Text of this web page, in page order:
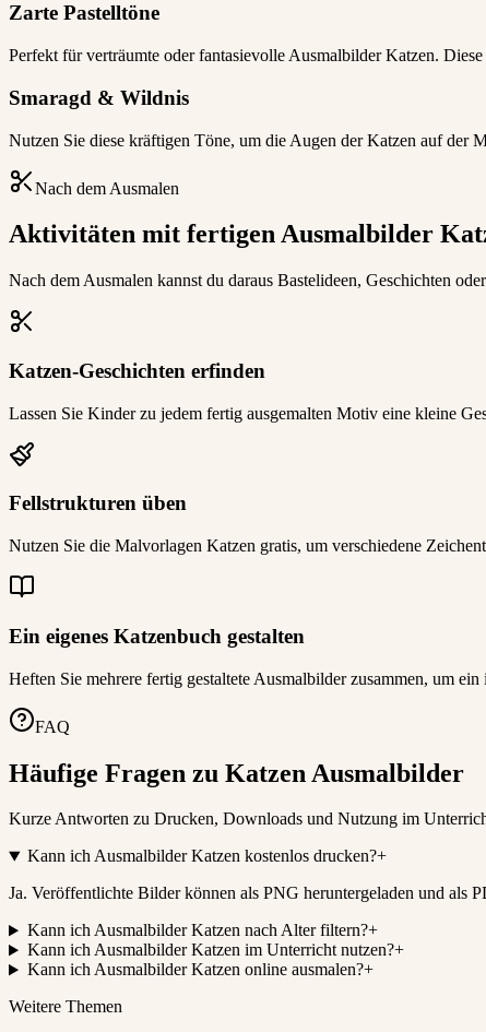
Zarte Pastelltöne
Perfekt für verträumte oder fantasievolle Ausmalbilder Katzen.
Smaragd & Wildnis
Nutzen Sie diese kräftigen Töne, um die Augen der Katzen auf der
Nach dem Ausmalen
Aktivitäten mit fertigen Ausmalbilder
Nach dem Ausmalen kannst du daraus Bastelideen, Geschichten
Katzen-Geschichten erfinden
Lassen Sie Kinder zu jedem fertig ausgemalten Motiv eine kleine
Fellstrukturen üben
Nutzen Sie die Malvorlagen Katzen gratis, um verschiedene
Ein eigenes Katzenbuch gestalten
Heften Sie mehrere fertig gestaltete Ausmalbilder zusammen, um
FAQ
Häufige Fragen zu Katzen Ausmalbilder
Kurze Antworten zu Drucken, Downloads und Nutzung im
Kann ich Ausmalbilder Katzen kostenlos drucken?+
Ja. Veröffentlichte Bilder können als PNG heruntergeladen und als
Kann ich Ausmalbilder Katzen nach Alter filtern?+
Kann ich Ausmalbilder Katzen im Unterricht nutzen?+
Kann ich Ausmalbilder Katzen online ausmalen?+
Weitere Themen